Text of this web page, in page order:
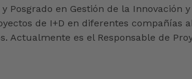
en Gestión de la Innovación
de I+D en diferentes
es el Responsable de